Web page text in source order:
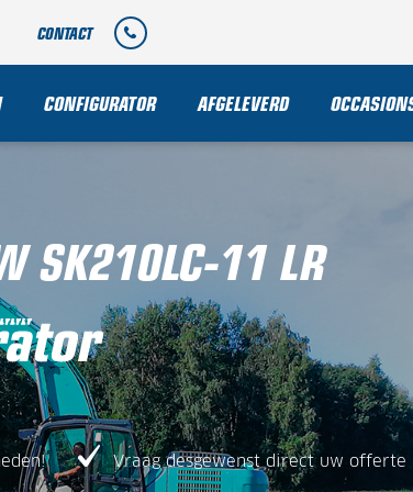
CONTACT
CONFIGURATOR AFGELEVERD
SK210LC-11 LR
Vraag desgewenst direct uw offerte